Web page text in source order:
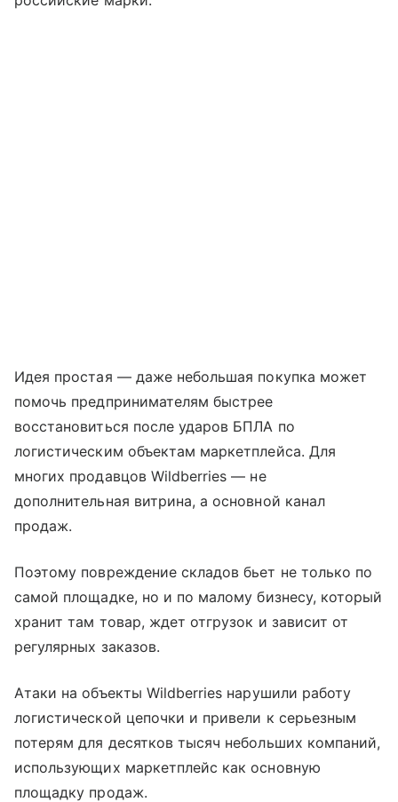
Идея простая — даже небольшая покупка может
помочь предпринимателям быстрее
восстановиться после ударов БПЛА по
логистическим объектам маркетплейса. Для
многих продавцов Wildberries — не
дополнительная витрина, а основной канал
продаж.
Поэтому повреждение складов бьет не только по
самой площадке, но и по малому бизнесу, который
хранит там товар, ждет отгрузок и зависит от
регулярных заказов.
Атаки на объекты Wildberries нарушили работу
логистической цепочки и привели к серьезным
потерям для десятков тысяч небольших компаний,
использующих маркетплейс как основную
площадку продаж.